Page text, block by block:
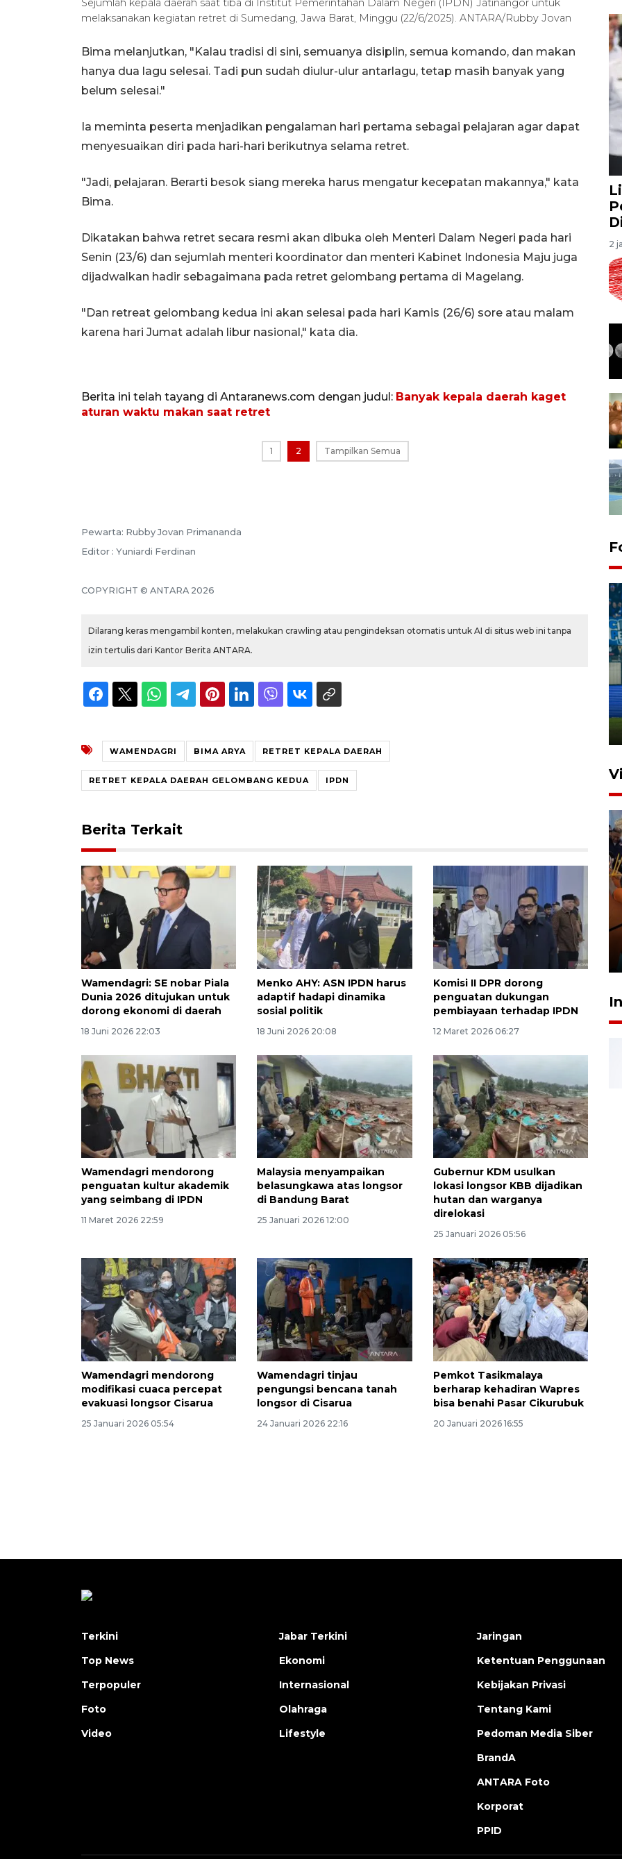
Sejumlah kepala daerah saat tiba di Institut Pemerintahan Dalam Negeri (IPDN) Jatinangor untuk
melaksanakan kegiatan retret di Sumedang, Jawa Barat, Minggu (22/6/2025). ANTARA/Rubby Jovan
Bima melanjutkan, "Kalau tradisi di sini, semuanya disiplin, semua komando, dan makan
hanya dua lagu selesai. Tadi pun sudah diulur-ulur antarlagu, tetap masih banyak yang
belum selesai."
Ia meminta peserta menjadikan pengalaman hari pertama sebagai pelajaran agar dapat
menyesuaikan diri pada hari-hari berikutnya selama retret.
"Jadi, pelajaran. Berarti besok siang mereka harus mengatur kecepatan makannya," kata
Bima.
Dikatakan bahwa retret secara resmi akan dibuka oleh Menteri Dalam Negeri pada hari
Senin (23/6) dan sejumlah menteri koordinator dan menteri Kabinet Indonesia Maju juga
dijadwalkan hadir sebagaimana pada retret gelombang pertama di Magelang.
"Dan retreat gelombang kedua ini akan selesai pada hari Kamis (26/6) sore atau malam
karena hari Jumat adalah libur nasional," kata dia.
Berita ini telah tayang di Antaranews.com dengan judul: Banyak kepala daerah kaget
aturan waktu makan saat retret
1 2 Tampilkan Semua
Pewarta: Rubby Jovan Primananda
Editor : Yuniardi Ferdinan
COPYRIGHT © ANTARA 2026
Dilarang keras mengambil konten, melakukan crawling atau pengindeksan otomatis untuk AI di situs web ini tanpa
izin tertulis dari Kantor Berita ANTARA.
WAMENDAGRI BIMA ARYA RETRET KEPALA DAERAH
RETRET KEPALA DAERAH GELOMBANG KEDUA IPDN
Berita Terkait
Wamendagri: SE nobar Piala
Dunia 2026 ditujukan untuk
dorong ekonomi di daerah
18 Juni 2026 22:03
Menko AHY: ASN IPDN harus
adaptif hadapi dinamika
sosial politik
18 Juni 2026 20:08
Komisi II DPR dorong
penguatan dukungan
pembiayaan terhadap IPDN
12 Maret 2026 06:27
Wamendagri mendorong
penguatan kultur akademik
yang seimbang di IPDN
11 Maret 2026 22:59
Malaysia menyampaikan
belasungkawa atas longsor
di Bandung Barat
25 Januari 2026 12:00
Gubernur KDM usulkan
lokasi longsor KBB dijadikan
hutan dan warganya
direlokasi
25 Januari 2026 05:56
Wamendagri mendorong
modifikasi cuaca percepat
evakuasi longsor Cisarua
25 Januari 2026 05:54
Wamendagri tinjau
pengungsi bencana tanah
longsor di Cisarua
24 Januari 2026 22:16
Pemkot Tasikmalaya
berharap kehadiran Wapres
bisa benahi Pasar Cikurubuk
20 Januari 2026 16:55
2
Taklukkan DPMM FC, Persib
amankan tiket semifinal Piala
Presiden
29 Juli 2026 01:36
160 ribu sambungan baru
Terkini
Top News
Terpopuler
Foto
Video
Jabar Terkini
Ekonomi
Internasional
Olahraga
Lifestyle
Jaringan
Ketentuan Penggunaan
Kebijakan Privasi
Tentang Kami
Pedoman Media Siber
BrandA
ANTARA Foto
Korporat
PPID